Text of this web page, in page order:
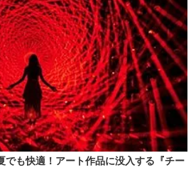
でも快適！アート作品に没入する『チー